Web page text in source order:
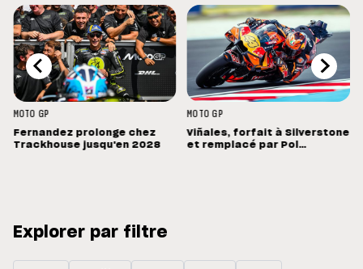
MOTO GP
Fernandez prolonge chez
Trackhouse jusqu'en 2028
MOTO GP
Viñales, forfait à Silverstone
et remplacé par Pol
Explorer par filtre